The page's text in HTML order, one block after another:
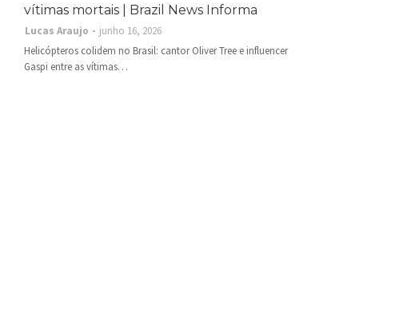
vítimas mortais | Brazil News Informa
Lucas Araujo
junho 16, 2026
Helicópteros colidem no Brasil: cantor Oliver Tree e influencer
Gaspi entre as vítimas…